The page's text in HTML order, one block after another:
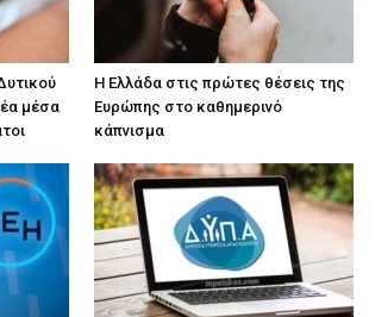
μέσα
Η Ελλάδα στις πρώτες θέσεις της
Ευρώπης στο καθημερινό
κάπνισμα